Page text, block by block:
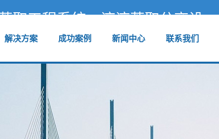
取工程系统，液液萃取分离设
解决方案 成功案例 新闻中心 联系我们